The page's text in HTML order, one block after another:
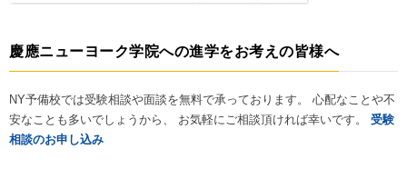
慶應ニューヨーク学院への進学をお考えの皆様へ
NY予備校では受験相談や面談を無料で承っております。 心配なことや不
安なことも多いでしょうから、 お気軽にご相談頂ければ幸いです。 受験
相談のお申し込み